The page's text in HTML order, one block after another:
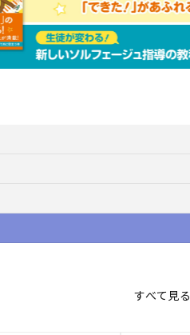
すべて見る